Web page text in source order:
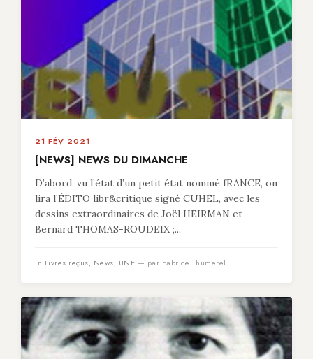
21 FÉV 2021
[NEWS] NEWS DU DIMANCHE
D’abord, vu l’état d’un petit état nommé fRANCE, on
lira l’ÉDITO libr&critique signé CUHEL, avec les
dessins extraordinaires de Joël HEIRMAN et
Bernard THOMAS-ROUDEIX ;...
in Livres reçus, News, UNE — par Fabrice Thumerel